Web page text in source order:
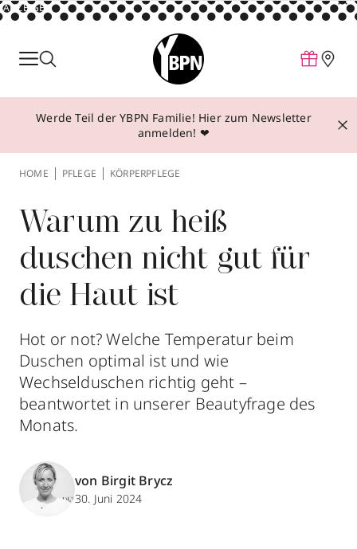
ANZEIGE
Parfum
Make-up
Behandlungen
Über YBPN
Aktionen
Storefinder
Werde Teil der YBPN Familie! Hier zum Newsletter
anmelden! ❤
HOME PFLEGE KÖRPERPFLEGE
Warum zu heiß
duschen nicht gut für
die Haut ist
Hot or not? Welche Temperatur beim
Duschen optimal ist und wie
Wechselduschen richtig geht –
beantwortet in unserer Beautyfrage des
Monats.
von Birgit Brycz
30. Juni 2024